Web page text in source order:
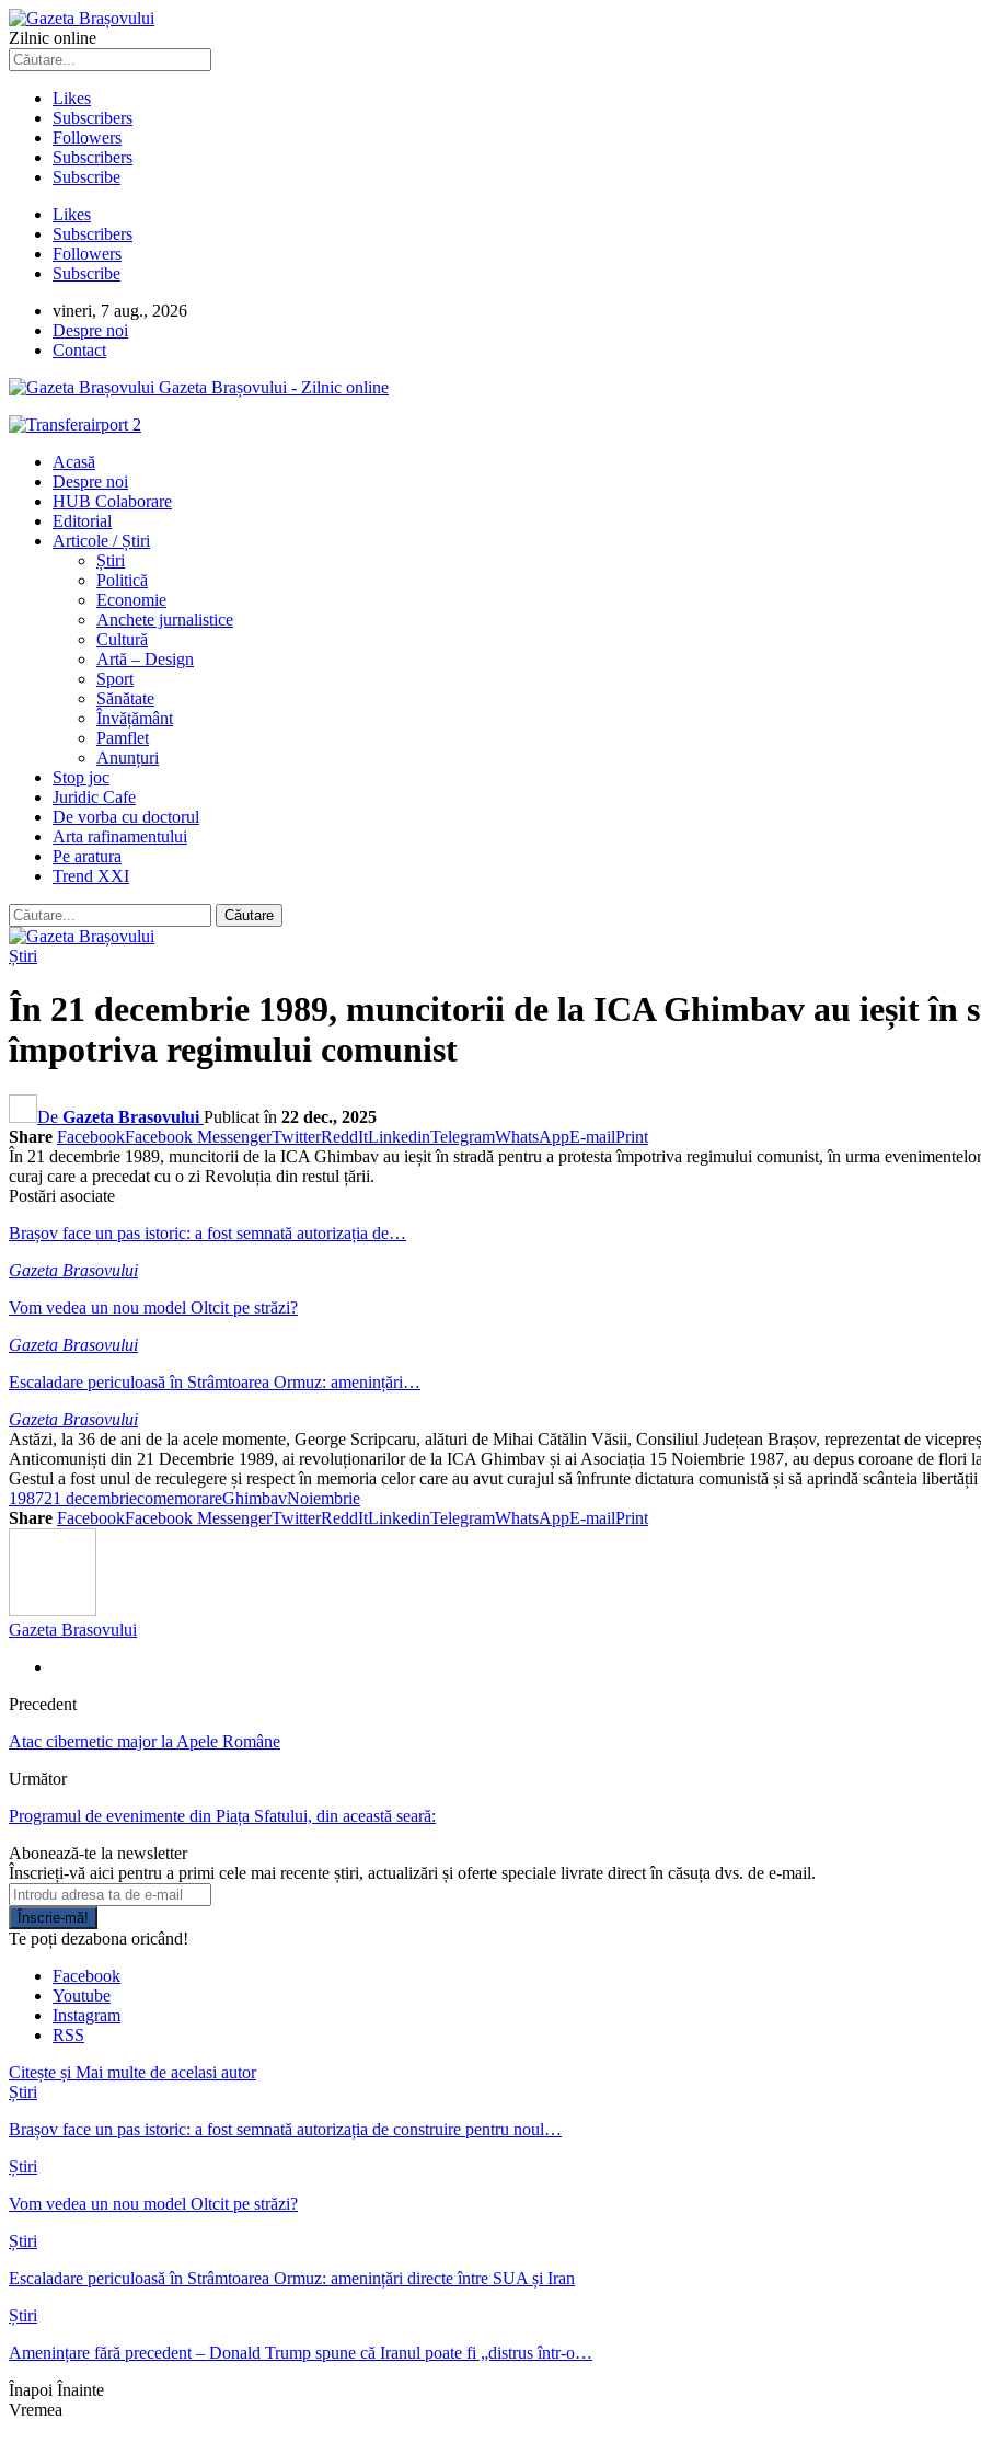
Zilnic online
Likes
Subscribers
Followers
Subscribers
Subscribe
Likes
Subscribers
Followers
Subscribe
vineri, 7 aug., 2026
Despre noi
Contact
Gazeta Brașovului - Zilnic online
Acasă
Despre noi
HUB Colaborare
Editorial
Articole / Știri
Știri
Politică
Economie
Anchete jurnalistice
Cultură
Artă – Design
Sport
Sănătate
Învățământ
Pamflet
Anunțuri
Stop joc
Juridic Cafe
De vorba cu doctorul
Arta rafinamentului
Pe aratura
Trend XXI
Știri
În 21 decembrie 1989, muncitorii de la ICA Ghimbav au ieșit în
împotriva regimului comunist
De Gazeta Brasovului Publicat în 22 dec., 2025
Share FacebookFacebook MessengerTwitterReddItLinkedinTelegramWhatsAppE-mailPrint
În 21 decembrie 1989, muncitorii de la ICA Ghimbav au ieșit în stradă pentru a protesta împotriva regimului comunist, în urma
curaj care a precedat cu o zi Revoluția din restul țării.
Postări asociate
Brașov face un pas istoric: a fost semnată autorizația de…
Gazeta Brasovului
Vom vedea un nou model Oltcit pe străzi?
Gazeta Brasovului
Escaladare periculoasă în Strâmtoarea Ormuz: amenințări…
Gazeta Brasovului
Astăzi, la 36 de ani de la acele momente, George Scripcaru, alături de Mihai Cătălin Văsii, Consiliul Județean Brașov, reprezentat de
Anticomuniști din 21 Decembrie 1989, ai revoluționarilor de la ICA Ghimbav și ai Asociația 15 Noiembrie 1987, au depus coroane de flori
Gestul a fost unul de reculegere și respect în memoria celor care au avut curajul să înfrunte dictatura comunistă și să aprindă scânteia
198721 decembriecomemorareGhimbavNoiembrie
Share FacebookFacebook MessengerTwitterReddItLinkedinTelegramWhatsAppE-mailPrint
Gazeta Brasovului
Precedent
Atac cibernetic major la Apele Române
Următor
Programul de evenimente din Piața Sfatului, din această seară:
Abonează-te la newsletter
Înscrieți-vă aici pentru a primi cele mai recente știri, actualizări și oferte speciale livrate direct în căsuța dvs. de e-mail.
Înscrie-mă!
Te poți dezabona oricând!
Facebook
Youtube
Instagram
RSS
Citește și Mai multe de acelasi autor
Știri
Brașov face un pas istoric: a fost semnată autorizația de construire pentru noul…
Știri
Vom vedea un nou model Oltcit pe străzi?
Știri
Escaladare periculoasă în Strâmtoarea Ormuz: amenințări directe între SUA și Iran
Știri
Amenințare fără precedent – Donald Trump spune că Iranul poate fi „distrus într-o…
Înapoi Înainte
Vremea